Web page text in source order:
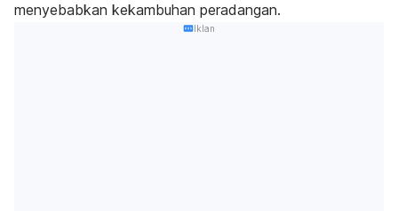
menyebabkan kekambuhan peradangan.
Iklan